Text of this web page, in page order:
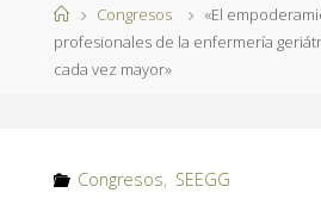
Página
de
Inicio
Congresos
«El
profesionales de la enfermería
cada vez mayor»
Congresos, SEEGG